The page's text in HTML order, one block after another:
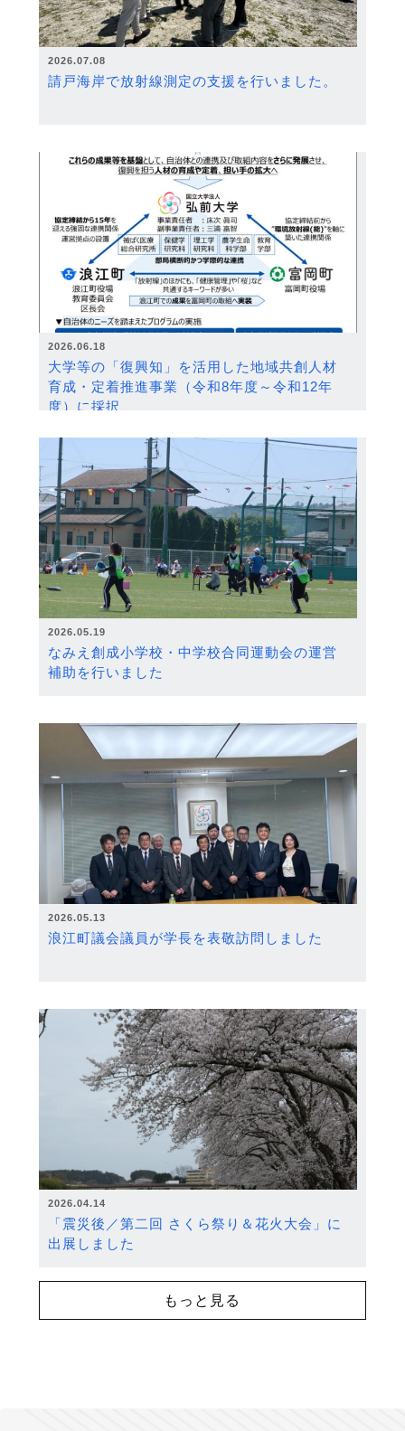
2026.07.08
請戸海岸で放射線測定の支援を行いました。
2026.06.18
大学等の「復興知」を活用した地域共創人材
育成・定着推進事業（令和8年度～令和12年
度）に採択
2026.05.19
なみえ創成小学校・中学校合同運動会の運営
補助を行いました
2026.05.13
浪江町議会議員が学長を表敬訪問しました
2026.04.14
「震災後／第二回 さくら祭り＆花火大会」に
出展しました
もっと見る